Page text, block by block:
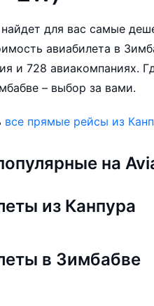
для вас самые
авиабилета в
и 728 авиакомпаниях.
– выбор за вами.
все прямые рейсы из
на
из Канпура
в Зимбабве